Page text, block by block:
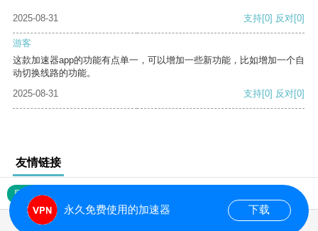
2025-08-31 支持[0] 反对[0]
游客
这款加速器app的功能有点单一，可以增加一些新功能，比如增加一个自
动切换线路的功能。
2025-08-31
支持[0] 反对[0]
友情链接
网站地图
永久免费使用的加速器 下载